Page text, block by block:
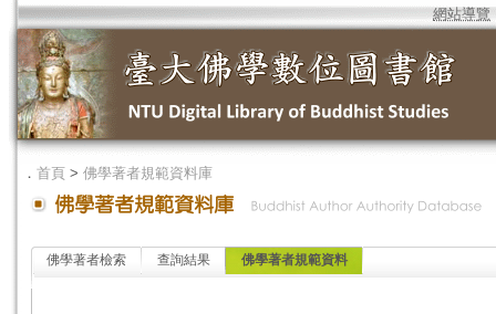
網站導覽
． 首頁 > 佛學著者規範資料庫
佛學著者檢索 查詢結果 佛學著者規範資料